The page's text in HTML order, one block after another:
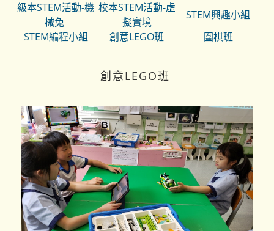
級本STEM活動-機
械兔
校本STEM活動-虛
擬實境
STEM興趣小組
STEM編程小組
創意LEGO班 圍棋班
創意LEGO班